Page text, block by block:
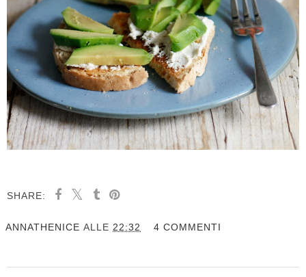
SHARE:
ANNATHENICE ALLE 22:32 4 COMMENTI